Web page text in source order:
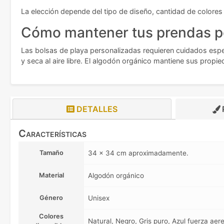
La elección depende del tipo de diseño, cantidad de
Cómo mantener tus prendas
Las bolsas de playa personalizadas requieren cuidados
y seca al aire libre. El algodón orgánico mantiene sus
DETALLES
Características
Tamaño 34 x 34 cm aproximadamente.
Material Algodón orgánico
Género Unisex
Colores
Natural, Negro, Gris puro, Azul fuerza